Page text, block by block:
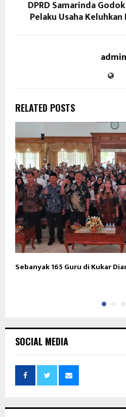
DPRD Samarinda
Pelaku Usaha
admin
RELATED POSTS
Sebanyak 165 Guru di Kukar
SOCIAL MEDIA